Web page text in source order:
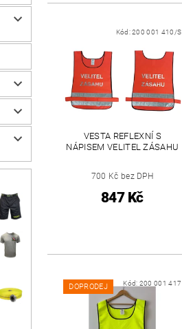
Kód:200 001 410/S
VESTA REFLEXNÍ S
NÁPISEM VELITEL ZÁSAHU
700 Kč bez DPH
847 Kč
DOPRODEJ Kód: 200 001 417